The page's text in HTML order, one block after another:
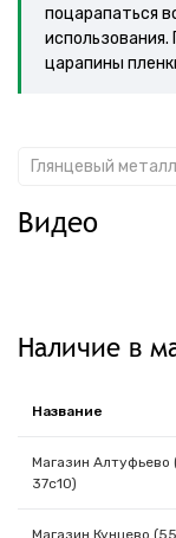
поцарапаться
использования.
царапины
Глянцевый
Видео
Наличие в
Название
Магазин Алтуфьево
37с10)
Магазин Кунцево